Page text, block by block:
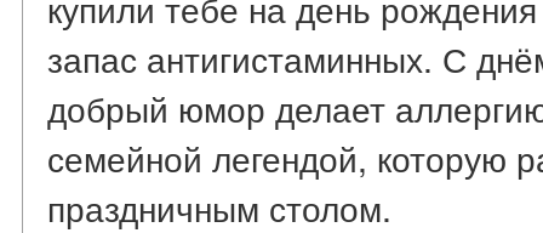
запас антигистаминных. С
добрый юмор делает
семейной легендой, которую
праздничным столом.